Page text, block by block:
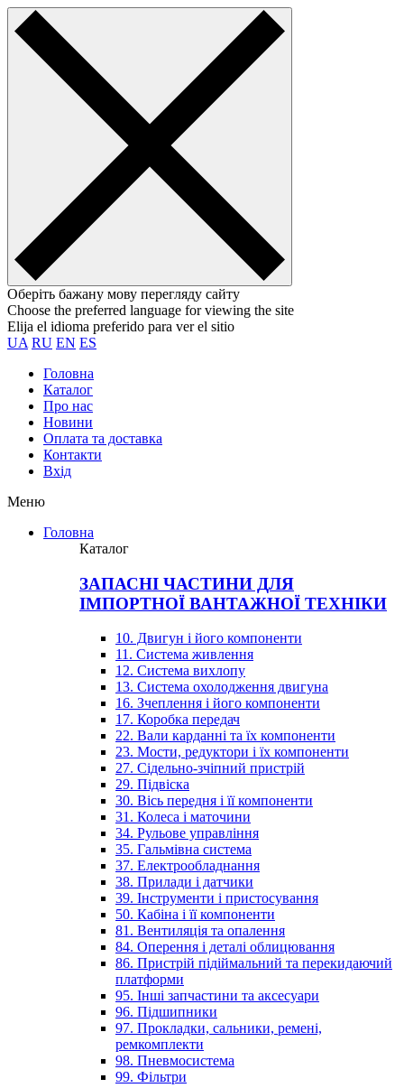
Оберіть бажану мову перегляду сайту
Choose the preferred language for viewing the site
Elija el idioma preferido para ver el sitio
UA RU EN ES
Головна
Каталог
Про нас
Новини
Оплата та доставка
Контакти
Вхiд
Меню
Головна
Каталог
ЗАПАСНІ ЧАСТИНИ ДЛЯ
ІМПОРТНОЇ ВАНТАЖНОЇ ТЕХНІКИ
10. Двигун і його компоненти
11. Система живлення
12. Система вихлопу
13. Система охолодження двигуна
16. Зчеплення і його компоненти
17. Коробка передач
22. Вали карданні та їх компоненти
23. Мости, редуктори і їх компоненти
27. Сідельно-зчіпний пристрій
29. Підвіска
30. Вісь передня і її компоненти
31. Колеса і маточини
34. Рульове управління
35. Гальмівна система
37. Електрообладнання
38. Прилади і датчики
39. Інструменти і пристосування
50. Кабіна і її компоненти
81. Вентиляція та опалення
84. Оперення і деталі облицювання
86. Пристрій підіймальний та перекидаючий
платформи
95. Інші запчастини та аксесуари
96. Підшипники
97. Прокладки, сальники, ремені,
ремкомплекти
98. Пневмосистема
99. Фільтри